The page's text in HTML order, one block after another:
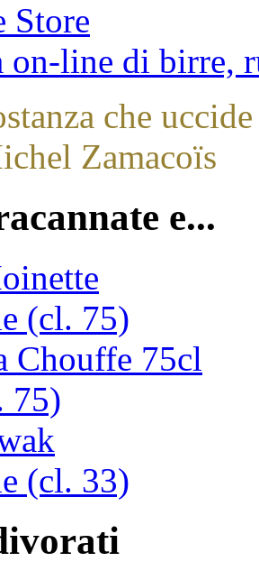
Store
on-line di birre,
che
Zamacoïs
e...
(cl. 75)
Chouffe 75cl
75)
(cl. 33)